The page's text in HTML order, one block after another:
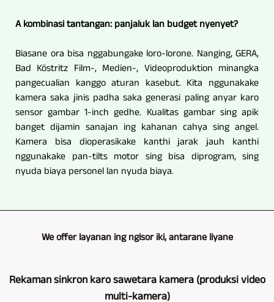
A kombinasi tantangan: panjaluk lan budget nyenyet?
Biasane ora bisa nggabungake loro-lorone. Nanging, GERA,
Bad Köstritz Film-, Medien-, Videoproduktion minangka
pangecualian kanggo aturan kasebut. Kita nggunakake
kamera saka jinis padha saka generasi paling anyar karo
sensor gambar 1-inch gedhe. Kualitas gambar sing apik
banget dijamin sanajan ing kahanan cahya sing angel.
Kamera bisa dioperasikake kanthi jarak jauh kanthi
nggunakake pan-tilts motor sing bisa diprogram, sing
nyuda biaya personel lan nyuda biaya.
We offer layanan ing ngisor iki, antarane liyane
Rekaman sinkron karo sawetara kamera (produksi video
multi-kamera)